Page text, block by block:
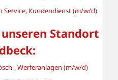
Service, Kundendienst (m/w/d)
Standort
, Werferanlagen (m/w/d)